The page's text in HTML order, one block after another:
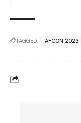
TAGGED: AFCON 2023